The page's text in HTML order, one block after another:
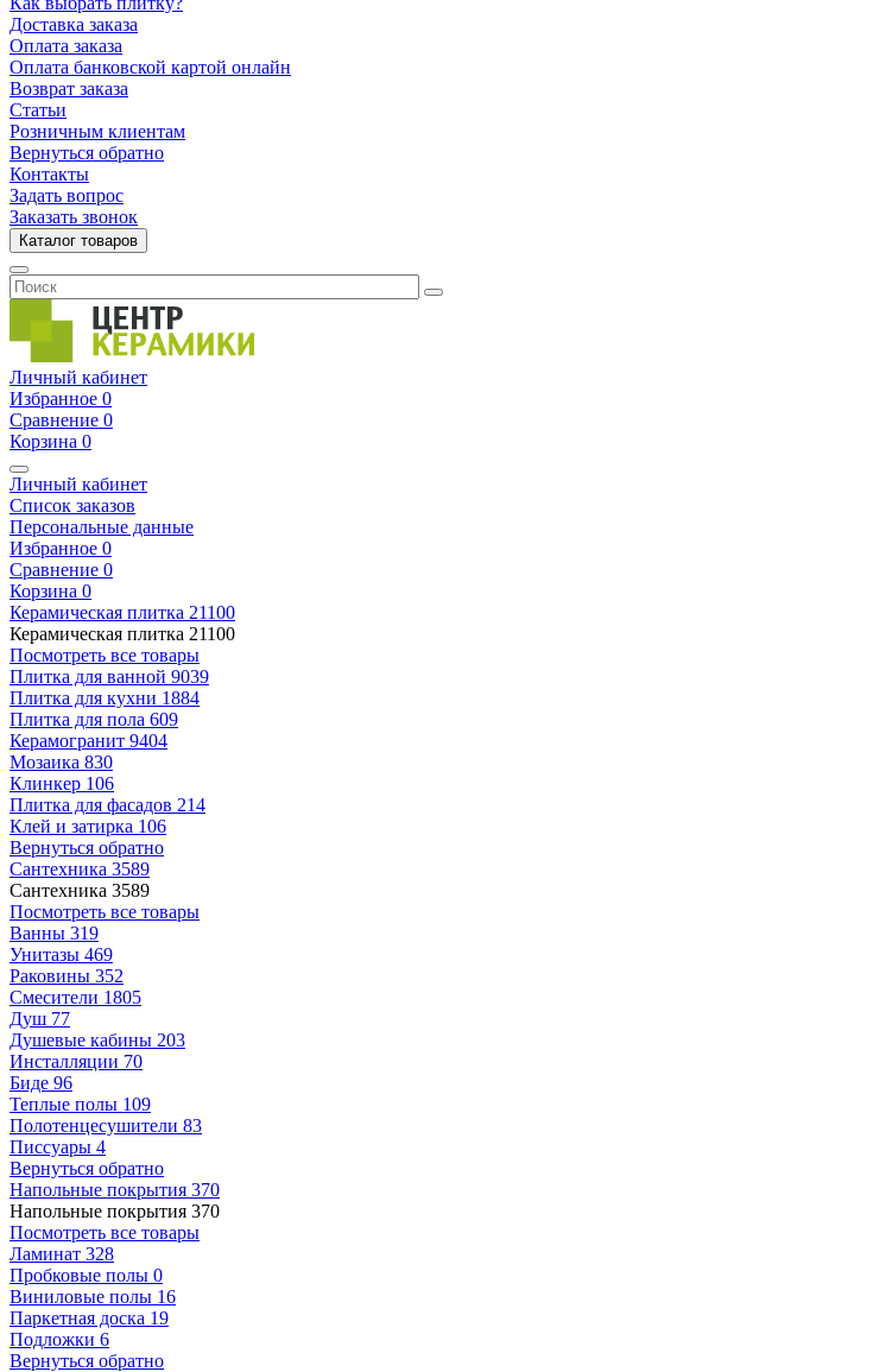
Доставка заказа
Оплата заказа
Оплата банковской картой онлайн
Возврат заказа
Статьи
Розничным клиентам
Вернуться обратно
Контакты
Задать вопрос
Заказать звонок
Каталог товаров
Личный кабинет
Избранное 0
Сравнение 0
Корзина 0
Личный кабинет
Список заказов
Персональные данные
Избранное 0
Сравнение 0
Корзина 0
Керамическая плитка 21100
Керамическая плитка 21100
Посмотреть все товары
Плитка для ванной 9039
Плитка для кухни 1884
Плитка для пола 609
Керамогранит 9404
Мозаика 830
Клинкер 106
Плитка для фасадов 214
Клей и затирка 106
Вернуться обратно
Сантехника 3589
Сантехника 3589
Посмотреть все товары
Ванны 319
Унитазы 469
Раковины 352
Смесители 1805
Душ 77
Душевые кабины 203
Инсталляции 70
Биде 96
Теплые полы 109
Полотенцесушители 83
Писсуары 4
Вернуться обратно
Напольные покрытия 370
Напольные покрытия 370
Посмотреть все товары
Ламинат 328
Пробковые полы 0
Виниловые полы 16
Паркетная доска 19
Подложки 6
Вернуться обратно